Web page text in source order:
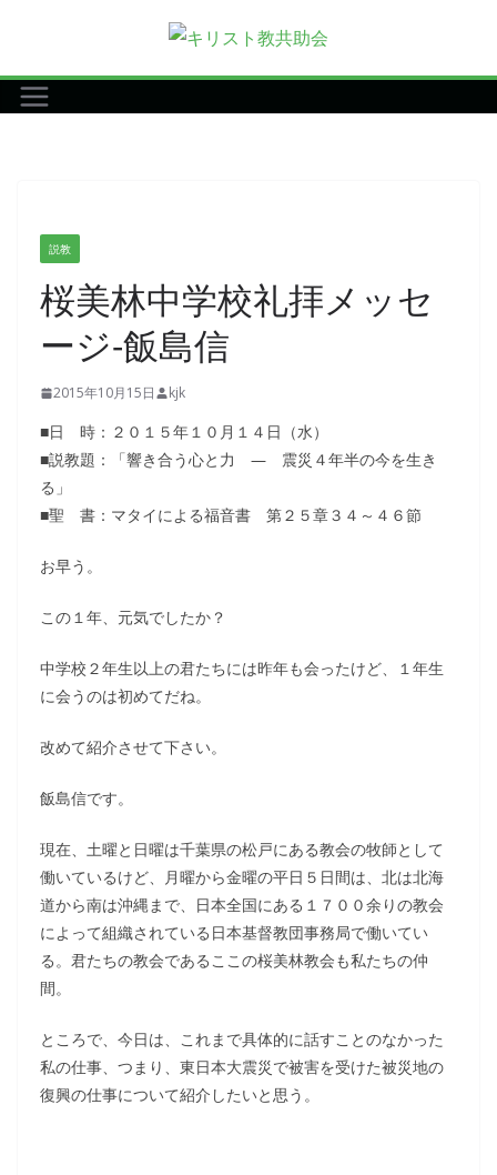
テ
ン
説教
桜美林中学校礼拝メッセ
ージ-飯島信
2015年10月15日 kjk
■日 時：２０１５年１０月１４日（水）
■説教題：「響き合う心と力 ― 震災４年半の今を生き
る」
■聖 書：マタイによる福音書 第２５章３４～４６節
お早う。
この１年、元気でしたか？
中学校２年生以上の君たちには昨年も会ったけど、１年生
に会うのは初めてだね。
改めて紹介させて下さい。
飯島信です。
現在、土曜と日曜は千葉県の松戸にある教会の牧師として
働いているけど、月曜から金曜の平日５日間は、北は北海
道から南は沖縄まで、日本全国にある１７００余りの教会
によって組織されている日本基督教団事務局で働いてい
る。君たちの教会であるここの桜美林教会も私たちの仲
間。
ところで、今日は、これまで具体的に話すことのなかった
私の仕事、つまり、東日本大震災で被害を受けた被災地の
復興の仕事について紹介したいと思う。